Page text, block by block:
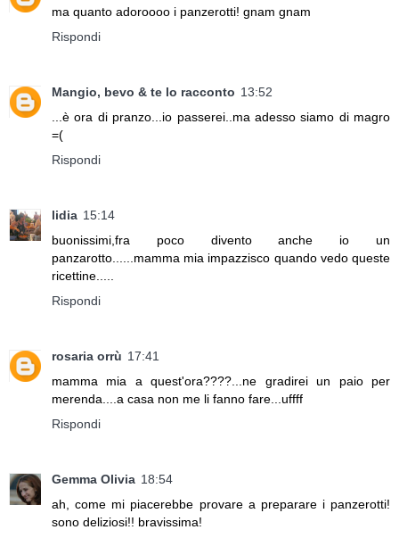
ma quanto adoroooo i panzerotti! gnam gnam
Rispondi
Mangio, bevo & te lo racconto 13:52
...è ora di pranzo...io passerei..ma adesso siamo di magro
=(
Rispondi
lidia 15:14
buonissimi,fra poco divento anche io un
panzarotto......mamma mia impazzisco quando vedo queste
ricettine.....
Rispondi
rosaria orrù 17:41
mamma mia a quest'ora????...ne gradirei un paio per
merenda....a casa non me li fanno fare...uffff
Rispondi
Gemma Olivia 18:54
ah, come mi piacerebbe provare a preparare i panzerotti!
sono deliziosi!! bravissima!